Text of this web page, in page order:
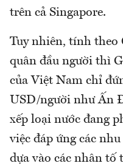
trên cả Singapore.
Tuy nhiên, tính theo
quân đầu người thì
của Việt Nam chỉ
USD/người như Ấn
xếp loại nước đang
việc đáp ứng các
dựa vào các nhân